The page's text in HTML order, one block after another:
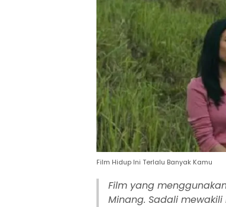
Film Hidup Ini Terlalu Banyak Kamu
Film yang
Minang. Sadali